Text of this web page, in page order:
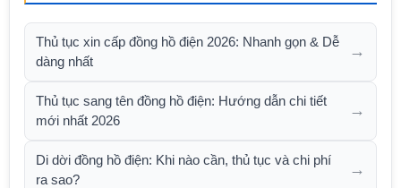
Thủ tục xin cấp đồng hồ điện 2026: Nhanh gọn & Dễ
dàng nhất
→
Thủ tục sang tên đồng hồ điện: Hướng dẫn chi tiết
mới nhất 2026
→
Di dời đồng hồ điện: Khi nào cần, thủ tục và chi phí
ra sao?
→